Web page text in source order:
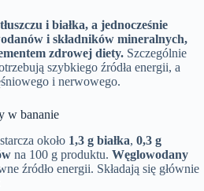
i białka, a jednocześnie
i składników mineralnych,
zdrowej diety. Szczególnie
szybkiego źródła energii, a
i nerwowego.
w bananie
około 1,3 g białka, 0,3 g
na 100 g produktu. Węglowodany
źródło energii. Składają się głównie